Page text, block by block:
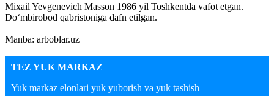
Mixail Yevgenevich Masson 1986 yil Toshkentda vafot etgan.
Do‘mbirobod qabristoniga dafn etilgan.
Manba: arboblar.uz
TEZ YUK MARKAZ
Yuk markaz elonlari yuk yuborish va yuk tashish